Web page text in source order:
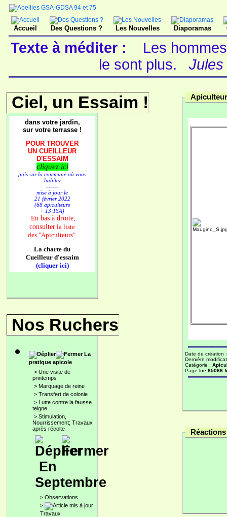
Accueil Des Questions ? Les Nouvelles Diaporamas
Texte à méditer :
Les
le sont plus.
Jules
Ciel, un Essaim !
dans votre jardin,
sur votre terrasse !
POUR TROUVER
UN CUEILLEUR
D'ESSAIM
cliquez ici
puis sur la commune où vous
habitez
------
mise à jour le
21 février 2022
(68 apiculteurs
+ 13 TSA)
En bas à droite,
consulter la liste
des "Apiculteurs"
La charte du
Cueilleur d'essaim
(cliquer ici)
Nos Ruchers
La
pratique apicole
> Une visite de
printemps
> Marquage de reine
> Transfert de colonie
> Lutte contre la fausse
teigne
> Stimulation,
Nourrissement; Travaux
après récolte
En
Septembre
> Observations
>
Travaux
Date de création
Dernière
Catégorie :
Page lue 85066